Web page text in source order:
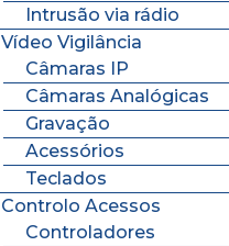
Intrusão via rádio
Vídeo Vigilância
Câmaras IP
Câmaras Analógicas
Gravação
Acessórios
Teclados
Controlo Acessos
Controladores